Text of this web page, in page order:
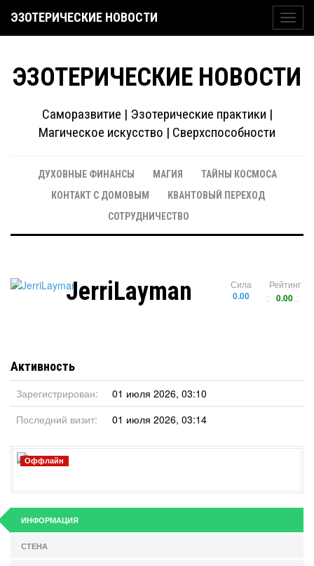
ЭЗОТЕРИЧЕСКИЕ НОВОСТИ
ЭЗОТЕРИЧЕСКИЕ НОВОСТИ
Саморазвитие | Эзотерические практики |
Магическое искусство | Сверхспособности
ДУХОВНЫЕ ФИНАНСЫ МАГИЯ
ТАЙНЫ КОСМОСА
КОНТАКТ С ДОМОВЫМ
КВАНТОВЫЙ ПЕРЕХОД
СОТРУДНИЧЕСТВО
Рейтинг
0.00
Сила
0.00
JerriLayman
Активность
Зарегистрирован:
01 июля 2026, 03:10
Последний визит:
01 июля 2026, 03:14
Оффлайн
ИНФОРМАЦИЯ
СТЕНА